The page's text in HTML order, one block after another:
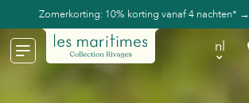
Zomerkorting: 10% korting vanaf 4 nachten* →
nl